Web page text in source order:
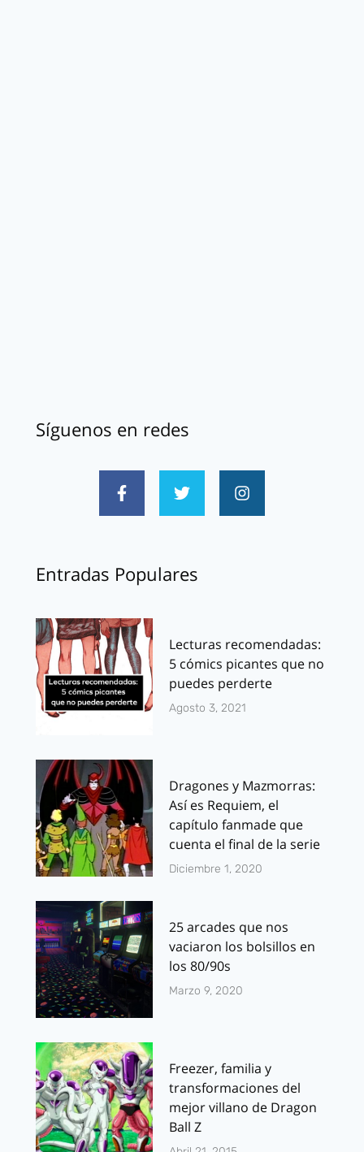
Síguenos en redes
Entradas Populares
Lecturas recomendadas:
5 cómics picantes que no
puedes perderte
Agosto 3, 2021
Dragones y Mazmorras:
Así es Requiem, el
capítulo fanmade que
cuenta el final de la serie
Diciembre 1, 2020
25 arcades que nos
vaciaron los bolsillos en
los 80/90s
Marzo 9, 2020
Freezer, familia y
transformaciones del
mejor villano de Dragon
Ball Z